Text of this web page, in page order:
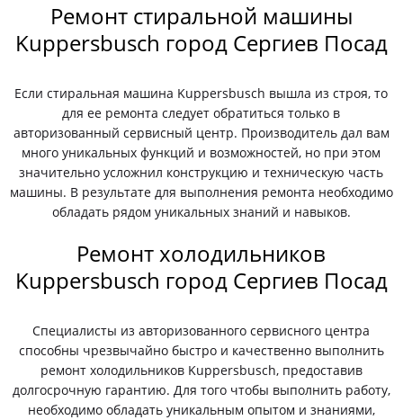
Ремонт стиральной машины
Kuppersbusch город Сергиев Посад
Если стиральная машина Kuppersbusch вышла из строя, то
для ее ремонта следует обратиться только в
авторизованный сервисный центр. Производитель дал вам
много уникальных функций и возможностей, но при этом
значительно усложнил конструкцию и техническую часть
машины. В результате для выполнения ремонта необходимо
обладать рядом уникальных знаний и навыков.
Ремонт холодильников
Kuppersbusch город Сергиев Посад
Специалисты из авторизованного сервисного центра
способны чрезвычайно быстро и качественно выполнить
ремонт холодильников Kuppersbusch, предоставив
долгосрочную гарантию. Для того чтобы выполнить работу,
необходимо обладать уникальным опытом и знаниями,